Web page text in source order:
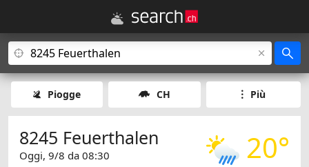
Piogge CH Più
20°
8245 Feuerthalen
Oggi, 9/8 da 08:30